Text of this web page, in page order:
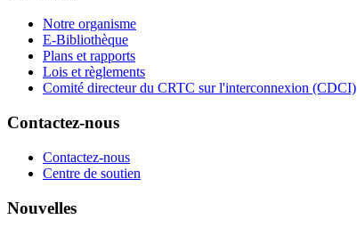
Notre organisme
E-Bibliothèque
Plans et rapports
Lois et règlements
Comité directeur du CRTC sur l'interconnexion (CDCI)
Contactez-nous
Contactez-nous
Centre de soutien
Nouvelles